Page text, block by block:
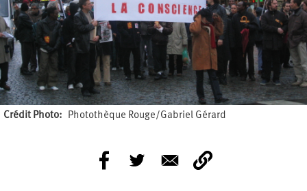
Crédit Photo Photothèque Rouge/Gabriel Gérard